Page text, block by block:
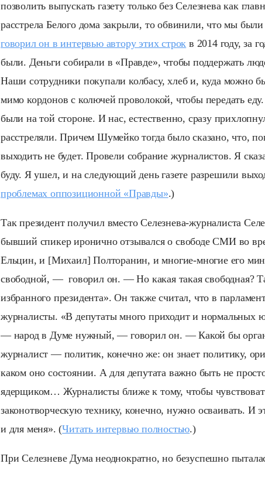
позволить выпускать газету только без Селезнева как
расстрела Белого дома закрыли, то обвинили, что мы
говорил он в интервью автору этих строк в 2014 году, за
были. Деньги собирали в «Правде», чтобы поддержать
Наши сотрудники покупали колбасу, хлеб и, куда можно
мимо кордонов с колючей проволокой, чтобы передать
были на той стороне. И нас, естественно, сразу
расстреляли. Причем Шумейко тогда было сказано, что,
выходить не будет. Провели собрание журналистов. Я
буду. Я ушел, и на следующий день газете разрешили
проблемах оппозиционной «Правды».)
Так президент получил вместо Селезнева-журналиста
бывший спикер иронично отзывался о свободе СМИ во
Ельцин, и [Михаил] Полторанин, и многие-многие его
свободной, — говорил он. — Но какая такая свободная?
избранного президента». Он также считал, что в
журналисты. «В депутаты много приходит и нормальных
— народ в Думе нужный, — говорил он. — Какой бы орган
журналист — политик, конечно же: он знает политику,
каком оно состоянии. А для депутата важно быть не
ядерщиком… Журналисты ближе к тому, чтобы
законотворческую технику, конечно, нужно осваивать. И
и для меня». (Читать интервью полностью.)
При Селезневе Дума неоднократно, но безуспешно